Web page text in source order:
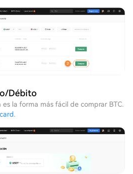
Débito
es la forma más fácil de comprar BTC.
.